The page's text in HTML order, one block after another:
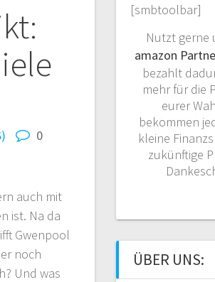
0
auch mit
ist. Na da
Gwenpool
noch
Und was
[smbtoolbar]
Nutzt gerne
amazon
bezahlt
mehr für die
eurer
bekommen
kleine
zukünftige
ÜBER UNS: